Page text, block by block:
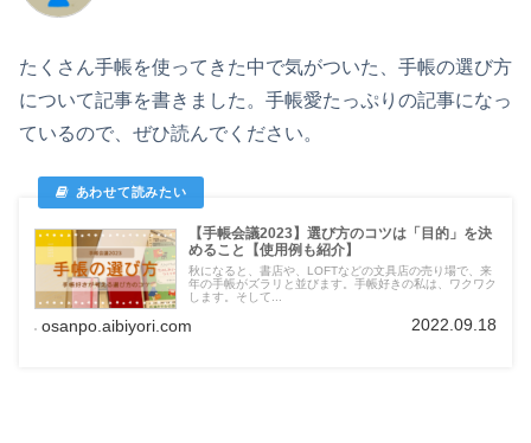
たくさん手帳を使ってきた中で気がついた、手帳の選び方
について記事を書きました。手帳愛たっぷりの記事になっ
ているので、ぜひ読んでください。
【手帳会議2023】選び方のコツは「目的」を決
めること【使用例も紹介】
秋になると、書店や、LOFTなどの文具店の売り場で、来
年の手帳がズラリと並びます。手帳好きの私は、ワクワク
します。そして...
osanpo.aibiyori.com 2022.09.18